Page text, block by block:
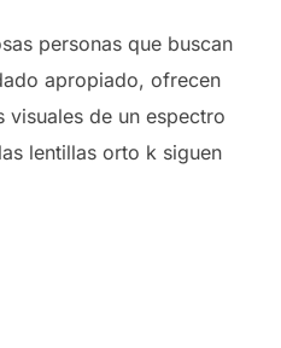
personas que buscan
apropiado, ofrecen
visuales de un espectro
lentillas orto k siguen